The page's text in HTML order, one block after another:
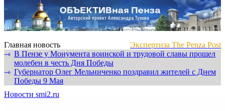
Главная новость
Экспертиза The Penza Post
⇾ В Пензе у Монумента воинской и трудовой славы прошел
молебен в честь Дня Победы
⇾ Губернатор Олег Мельниченко поздравил жителей с Днем
Победы 9 Мая
Новости smi2.ru